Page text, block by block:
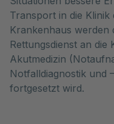
Transport in die Klinik
Krankenhaus werden
Rettungsdienst an
Akutmedizin
Notfalldiagnostik und
fortgesetzt wird.